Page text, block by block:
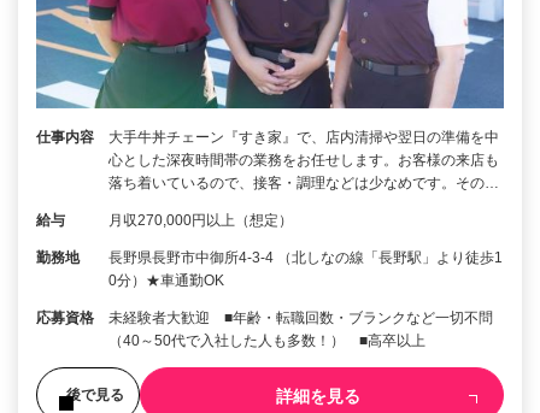
仕事内容
大手牛丼チェーン『すき家』で、店内清掃や翌日の準備を中
心とした深夜時間帯の業務をお任せします。お客様の来店も
落ち着いているので、接客・調理などは少なめです。その…
給与 月収270,000円以上（想定）
勤務地
長野県長野市中御所4-3-4 （北しなの線「長野駅」より徒歩1
0分）★車通勤OK
応募資格
未経験者大歓迎 ■年齢・転職回数・ブランクなど一切不問
（40～50代で入社した人も多数！） ■高卒以上
後で見る 詳細を見る